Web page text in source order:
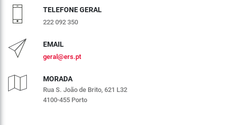
TELEFONE GERAL
222 092 350
EMAIL
geral@ers.pt
MORADA
Rua S. João de Brito, 621 L32
4100-455 Porto